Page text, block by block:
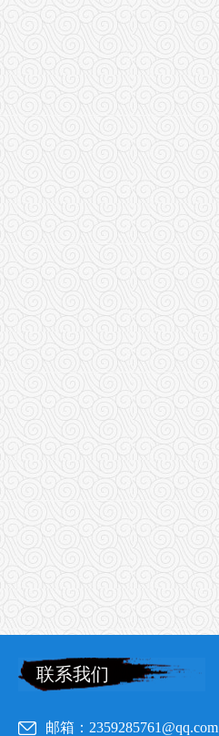
联系我们
邮箱：2359285761@qq.com